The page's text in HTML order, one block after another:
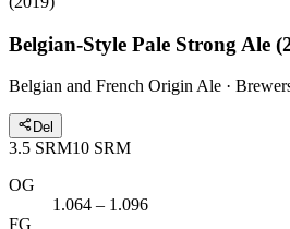
Belgian-Style Pale Strong Ale
Belgian and French Origin Ale ·
Del
3.5 SRM10 SRM
OG
1.064 – 1.096
FG